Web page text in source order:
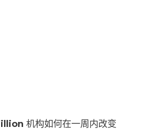
机构如何在一周内改变